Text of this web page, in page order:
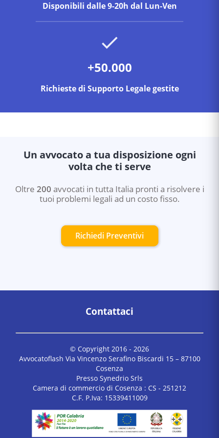
Disponibili dalle 9-20h dal Lun-Ven
+50.000
Richieste di Supporto Legale gestite
Un avvocato a tua disposizione ogni
volta che ti serve
Oltre 200 avvocati in tutta Italia pronti a risolvere i
tuoi problemi legali ad un costo fisso.
Richiedi Preventivi
Contattaci
© Copyright 2016 - 2026
Avvocatoflash Via Vincenzo Serafino Biscardi 15 – 87100
Cosenza
Presso Synedrio Srls
Camera di commercio di Cosenza : CS - 251212
C.F. P.Iva: 15339411009